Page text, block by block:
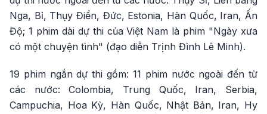
Nga, Bỉ, Thụy Điển, Đức, Estonia, Hàn Quốc, Iran, Ấn
Độ; 1 phim dài dự thi của Việt Nam là phim "Ngày xưa
có một chuyện tình" (đạo diễn Trịnh Đình Lê Minh).
19 phim ngắn dự thi gồm: 11 phim nước ngoài đến từ
các nước: Colombia, Trung Quốc, Iran, Serbia,
Campuchia, Hoa Kỳ, Hàn Quốc, Nhật Bản, Iran, Hy